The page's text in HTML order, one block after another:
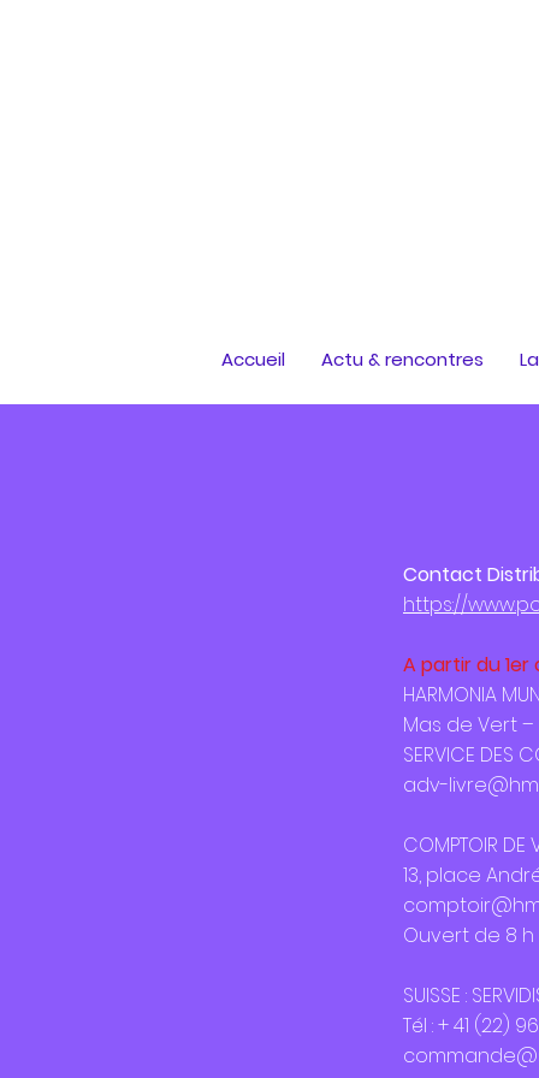
Contact
https://
A partir du
HARMONIA
Mas de Vert –
SERVICE DES
adv-
COMPTOIR DE
13, place
Ouvert de 8 h
SUISSE :
Tél : + 41 (22)
Accueil Actu & rencontres